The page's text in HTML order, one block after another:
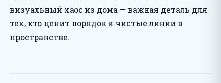
визуальный хаос из дома — важная деталь для
тех, кто ценит порядок и чистые линии в
пространстве.